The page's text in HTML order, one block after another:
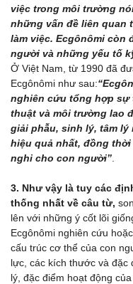
việc trong môi trường
những vấn đề liên quan
làm việc. Ecgônômi còn
người và những yếu tố
Ở Việt Nam, từ 1990 đã
Ecgônômi như sau:
nghiên cứu tổng hợp
thuật và môi trường lao
giải phẫu, sinh lý, tâm lý
hiệu quả nhất, đồng
nghi cho con người”
3. Như vậy là tuy các
thống nhất về câu từ,
lên với những ý cốt lõi
Ecgônômi nghiên cứu
cấu trúc cơ thể của con
lực, các kích thước và đặc
lý, đặc điểm hoạt động